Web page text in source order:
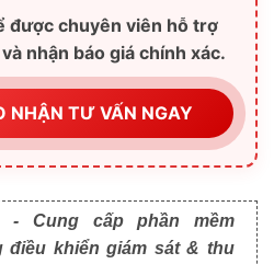
được chuyên viên hỗ trợ
nhận báo giá chính xác.
NHẬN TƯ VẤN NGAY
- Cung cấp phần mềm
điều khiển giám sát & thu